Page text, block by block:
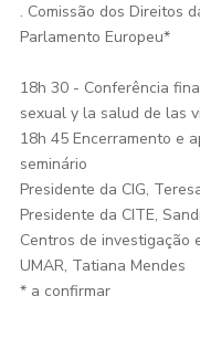
. Comissão dos Direitos
Parlamento Europeu*
18h 30 - Conferência
sexual y la salud de las
18h 45 Encerramento e
seminário
Presidente da CIG,
Presidente da CITE,
Centros de investigação
UMAR, Tatiana Mendes
* a confirmar